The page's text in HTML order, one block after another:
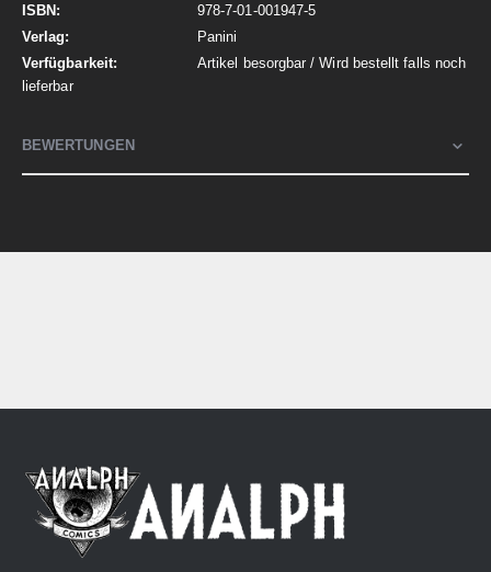
978-7-01-001947-5
Panini
Artikel besorgbar / Wird bestellt falls noch
lieferbar
BEWERTUNGEN